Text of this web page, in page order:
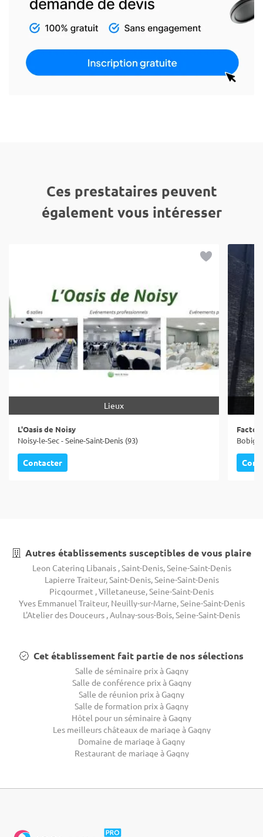
Ces prestataires peuvent
également vous intéresser
Lieux
L'Oasis de Noisy
Noisy-le-Sec - Seine-Saint-Denis (93)
Contacter
Autres établissements susceptibles de vous plaire
Leon Catering Libanais , Saint-Denis, Seine-Saint-Denis
Lapierre Traiteur, Saint-Denis, Seine-Saint-Denis
Picgourmet , Villetaneuse, Seine-Saint-Denis
Yves Emmanuel Traiteur, Neuilly-sur-Marne, Seine-Saint-Denis
L'Atelier des Douceurs , Aulnay-sous-Bois, Seine-Saint-Denis
Cet établissement fait partie de nos sélections
Salle de séminaire prix à Gagny
Salle de conférence prix à Gagny
Salle de réunion prix à Gagny
Salle de formation prix à Gagny
Hôtel pour un séminaire à Gagny
Les meilleurs châteaux de mariage à Gagny
Domaine de mariage à Gagny
Restaurant de mariage à Gagny